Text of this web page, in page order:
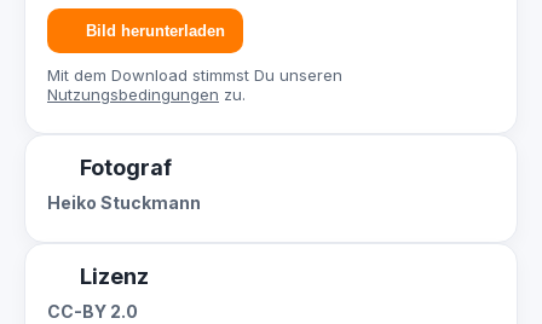
Bild herunterladen
Mit dem Download stimmst Du unseren
Nutzungsbedingungen zu.
Fotograf
Heiko Stuckmann
Lizenz
CC-BY 2.0